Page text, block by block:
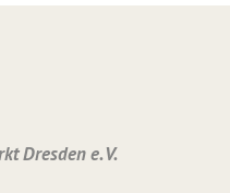
Dresden e. V.